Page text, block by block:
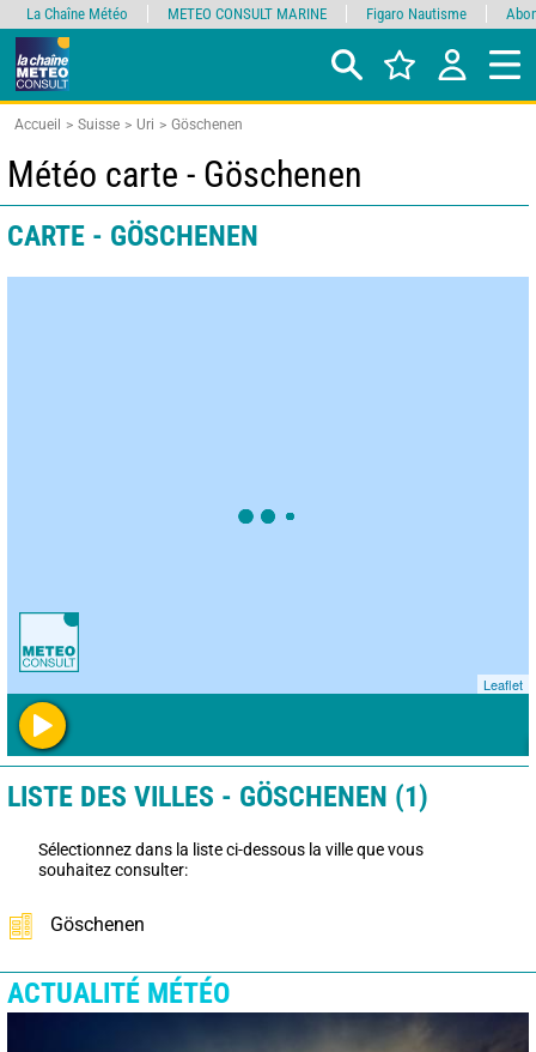
Accueil Suisse Uri Göschenen
Météo carte - Göschenen
CARTE - GÖSCHENEN
Leaflet
LISTE DES VILLES - GÖSCHENEN (1)
Sélectionnez dans la liste ci-dessous la ville que vous
souhaitez consulter:
Göschenen
ACTUALITÉ MÉTÉO
La Chaîne Météo METEO CONSULT MARINE Figaro Nautisme